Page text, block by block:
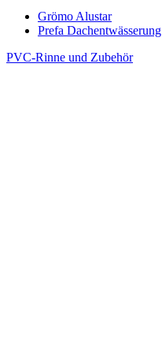
Grömo Alustar
Prefa Dachentwässerung
PVC-Rinne und Zubehör